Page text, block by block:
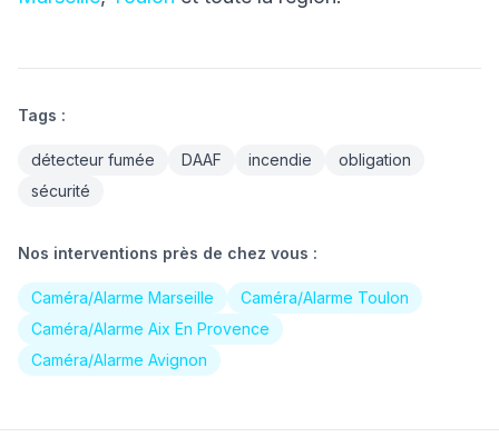
Tags :
détecteur fumée DAAF incendie
obligation
sécurité
Nos interventions près de chez vous :
Caméra/Alarme Marseille
Caméra/Alarme Toulon
Caméra/Alarme Aix En Provence
Caméra/Alarme Avignon